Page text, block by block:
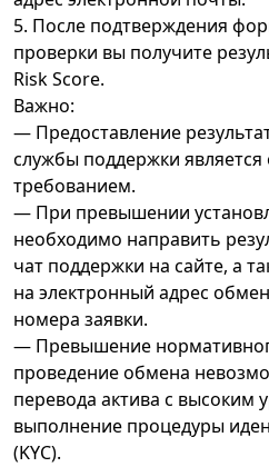
5. После подтверждения
проверки вы получите
Risk Score.
Важно:
— Предоставление
службы поддержки
требованием.
— При превышении
необходимо направить
чат поддержки на сайте, а
на электронный адрес
номера заявки.
— Превышение
проведение обмена
перевода актива с высоким
выполнение процедуры
(KYC).